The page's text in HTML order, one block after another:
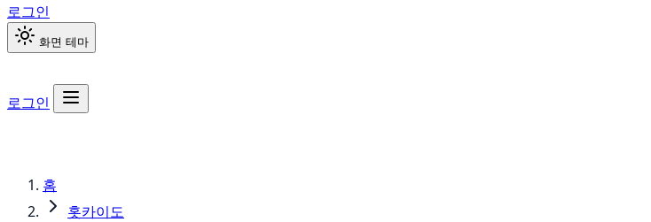
로그인
화면 테마
로그인
홈
홋카이도